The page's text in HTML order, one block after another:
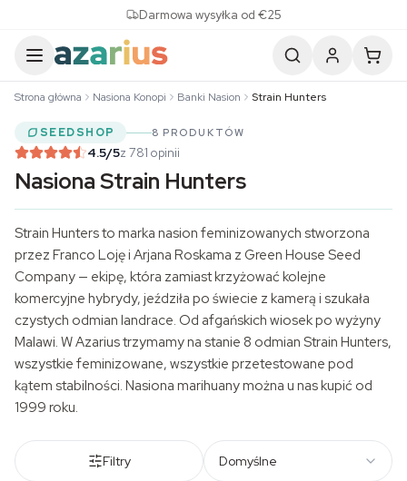
Darmowa wysyłka od €25
Strona główna Nasiona Konopi Banki Nasion Strain Hunters
SEEDSHOP 8 PRODUKTÓW
4.5/5z 781 opinii
Nasiona Strain Hunters
Strain Hunters to marka nasion feminizowanych stworzona
przez Franco Loję i Arjana Roskama z Green House Seed
Company — ekipę, która zamiast krzyżować kolejne
komercyjne hybrydy, jeździła po świecie z kamerą i szukała
czystych odmian landrace. Od afgańskich wiosek po wyżyny
Malawi. W Azarius trzymamy na stanie 8 odmian Strain Hunters,
wszystkie feminizowane, wszystkie przetestowane pod
kątem stabilności. Nasiona marihuany można u nas kupić od
1999 roku.
Filtry Domyślne